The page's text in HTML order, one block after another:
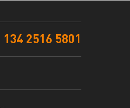
134 2516 5801